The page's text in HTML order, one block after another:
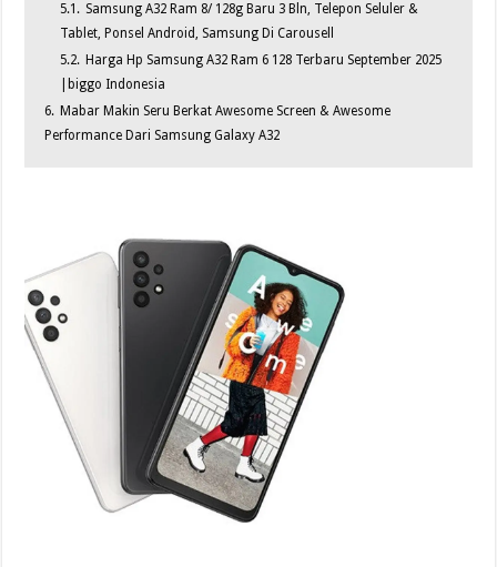
5.1. Samsung A32 Ram 8/ 128g Baru 3 Bln, Telepon Seluler &
Tablet, Ponsel Android, Samsung Di Carousell
5.2. Harga Hp Samsung A32 Ram 6 128 Terbaru September 2025
|biggo Indonesia
6. Mabar Makin Seru Berkat Awesome Screen & Awesome
Performance Dari Samsung Galaxy A32